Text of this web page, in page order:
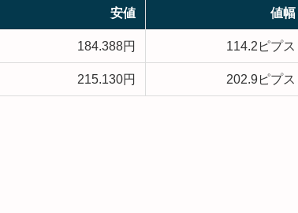
安値 値幅
184.388円 114.2ピプス
215.130円 202.9ピプス